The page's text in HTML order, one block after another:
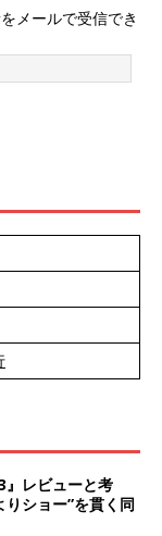
メールで受信でき
』レビューと考
ショー”を貫く同